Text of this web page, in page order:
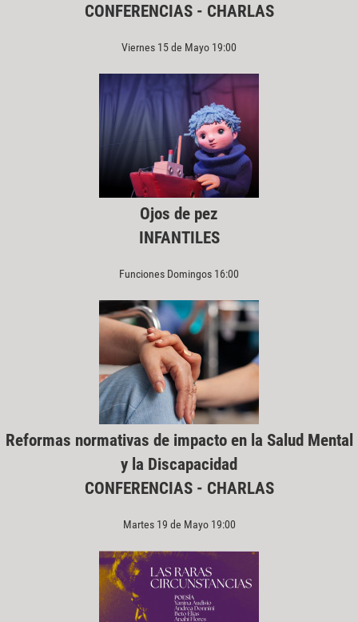
CONFERENCIAS - CHARLAS
Viernes 15 de Mayo 19:00
Ojos de pez
INFANTILES
Funciones Domingos 16:00
Reformas normativas de impacto en la Salud Mental
y la Discapacidad
CONFERENCIAS - CHARLAS
Martes 19 de Mayo 19:00